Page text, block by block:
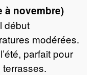
à novembre)
début
modérées.
parfait pour